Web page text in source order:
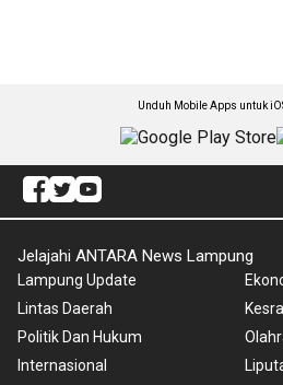
Unduh Mobile Apps untuk
Jelajahi ANTARA News Lampung
Lampung Update
Lintas Daerah
Politik Dan Hukum
Internasional
Kesra